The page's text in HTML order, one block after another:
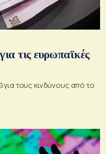
τις ευρωπαϊκές
τους κινδύνους από το